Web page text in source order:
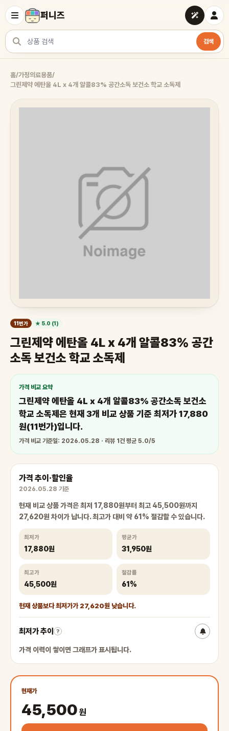
퍼니즈
상품 검색
검색
홈/가정의료용품/
그린제약 에탄올 4L x 4개 알콜83% 공간소독 보건소 학교 소독제
11번가 ★ 5.0 (1)
그린제약 에탄올 4L x 4개 알콜83% 공간
소독 보건소 학교 소독제
가격 비교 요약
그린제약 에탄올 4L x 4개 알콜83% 공간소독 보건소
학교 소독제은 현재 3개 비교 상품 기준 최저가 17,880
원(11번가)입니다.
가격 비교 기준일: 2026.05.28 · 리뷰 1건 평균 5.0/5
가격 추이·할인율
2026.05.28 기준
현재 비교 상품 가격은 최저 17,880원부터 최고 45,500원까지
27,620원 차이가 납니다. 최고가 대비 약 61% 절감할 수 있습니다.
최저가
17,880원
평균가
31,950원
최고가
45,500원
절감률
61%
현재 상품보다 최저가가 27,620원 낮습니다.
최저가 추이 ?
가격 이력이 쌓이면 그래프가 표시됩니다.
현재가
45,500원